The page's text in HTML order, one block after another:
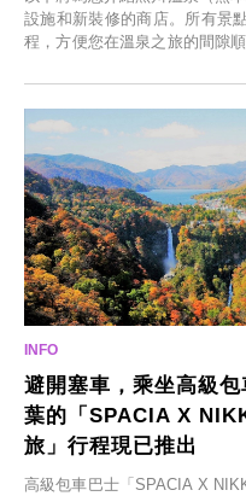
設施和新裝修的商店。所有景
程，方便您在溫泉之旅的間隙
食材的餐廳。讓您體驗黑川溫
避開塞車，乘坐高級
葉的「SPACIA X
旅」行程現已推出
高級包車巴士「SPACIA X